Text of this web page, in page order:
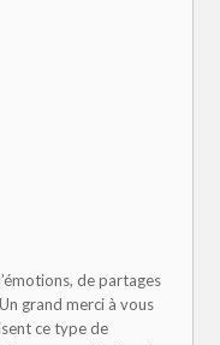
de partages
grand merci à vous
ce type de